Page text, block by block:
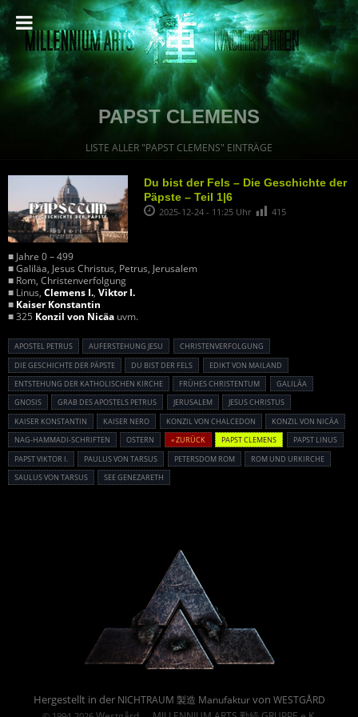
PAPST CLEMENS
LISTE ALLER "PAPST CLEMENS" EINTRÄGE
Du bist der Fels – Die Geschichte der
Päpste – Teil 1|6
2025-12-24 - 11:25 Uhr 415
■ Jahre 0 – 499
■ Galiläa, Jesus Christus, Petrus, Jerusalem
■ Rom, Christenverfolgung
■ Linus, Clemens I., Viktor I.
■ Kaiser Konstantin
■ 325 Konzil von Nicäa uvm.
APOSTEL PETRUS AUFERSTEHUNG JESU
CHRISTENVERFOLGUNG
DIE GESCHICHTE DER PÄPSTE
DU BIST DER FELS
EDIKT VON MAILAND
ENTSTEHUNG DER KATHOLISCHEN KIRCHE
FRÜHES CHRISTENTUM
GALILÄA
GNOSIS
GRAB DES APOSTELS PETRUS JERUSALEM
JESUS CHRISTUS
KAISER KONSTANTIN
KAISER NERO KONZIL VON CHALCEDON
KONZIL VON NICÄA
NAG-HAMMADI-SCHRIFTEN
OSTERN « ZURÜCK PAPST CLEMENS
PAPST LINUS
PAPST VIKTOR I.
PAULUS VON TARSUS PETERSDOM ROM
ROM UND URKIRCHE
SAULUS VON TARSUS
SEE GENEZARETH
Hergestellt in der NICHTRAUM 製造 Manufakturvon WESTGÅRD
Powered By :